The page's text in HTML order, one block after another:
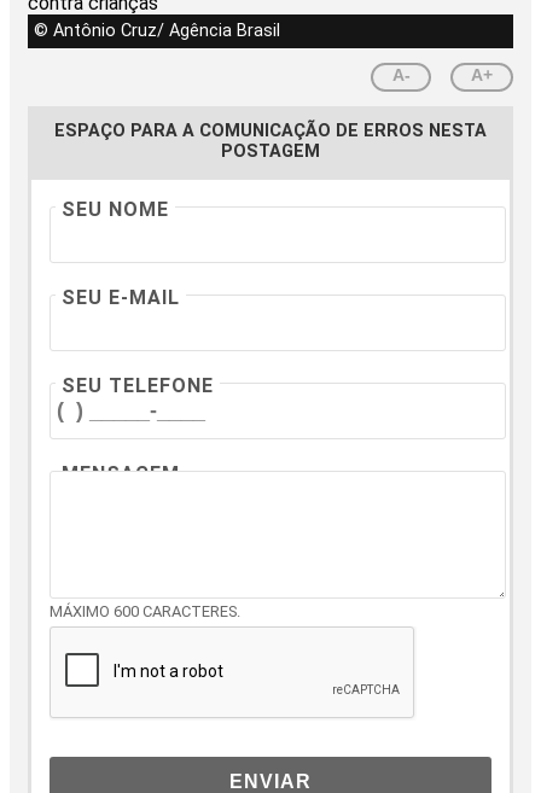
© Antônio Cruz/ Agência Brasil
A- A+
ESPAÇO PARA A COMUNICAÇÃO DE ERROS NESTA
POSTAGEM
SEU NOME
SEU E-MAIL
SEU TELEFONE
MENSAGEM
MÁXIMO 600 CARACTERES.
ENVIAR